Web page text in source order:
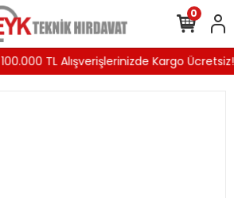
100.000 TL Alışverişlerinizde Kargo Ücretsiz!
0